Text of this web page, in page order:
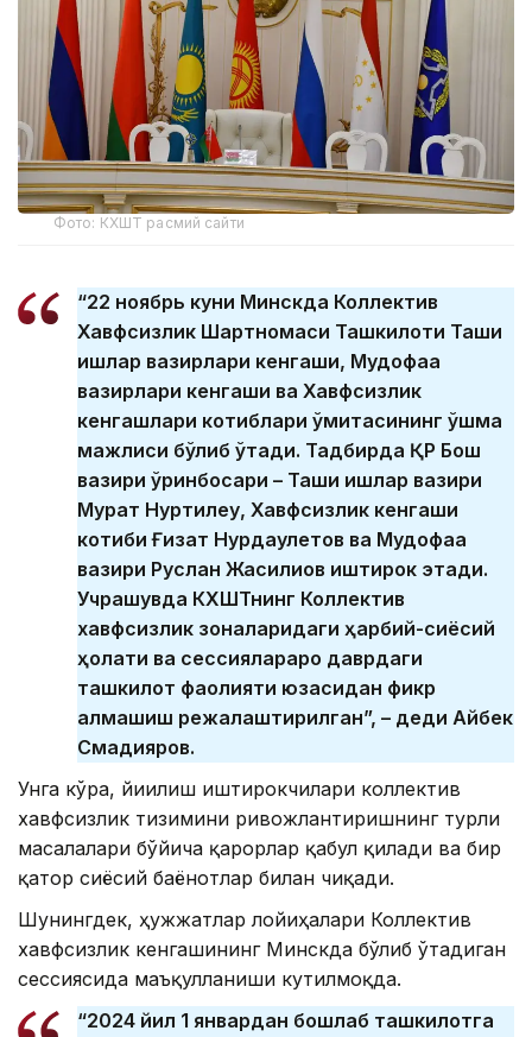
Фото: КХШТ расмий сайти
“22 ноябрь куни Минскда Коллектив
Хавфсизлик Шартномаси Ташкилоти Ташқи
ишлар вазирлари кенгаши, Мудофаа
вазирлари кенгаши ва Хавфсизлик
кенгашлари котиблари қўмитасининг қўшма
мажлиси бўлиб ўтади. Тадбирда ҚР Бош
вазири ўринбосари – Ташқи ишлар вазири
Мурат Нуртилеу, Хавфсизлик кенгаши
котиби Ғизат Нурдаулетов ва Мудофаа
вазири Руслан Жақсилиқов иштирок этади.
Учрашувда КХШТнинг Коллектив
хавфсизлик зоналаридаги ҳарбий-сиёсий
ҳолати ва сессиялараро даврдаги
ташкилот фаолияти юзасидан фикр
алмашиш режалаштирилган”, – деди Айбек
Смадияров.
Унга кўра, йиғилиш иштирокчилари коллектив
хавфсизлик тизимини ривожлантиришнинг турли
масалалари бўйича қарорлар қабул қилади ва бир
қатор сиёсий баёнотлар билан чиқади.
Шунингдек, ҳужжатлар лойиҳалари Коллектив
хавфсизлик кенгашининг Минскда бўлиб ўтадиган
сессиясида маъқулланиши кутилмоқда.
“2024 йил 1 январдан бошлаб ташкилотга